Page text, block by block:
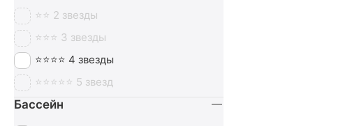
Офтальмология
⭐⭐ 2 звезды
⭐⭐⭐ 3 звезды
⭐⭐⭐⭐ 4 звезды
⭐⭐⭐⭐⭐ 5 звезд
Бассейн